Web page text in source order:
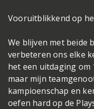
Vooruitblikkend op
We blijven met beide
verbeteren ons elke
het een uitdaging om
maar mijn
kampioenschap en
oefen hard op de